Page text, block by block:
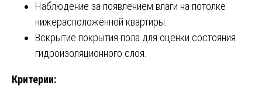
Наблюдение за появлением влаги на потолке
нижерасположенной квартиры.
Вскрытие покрытия пола для оценки состояния
гидроизоляционного слоя.
Критерии: